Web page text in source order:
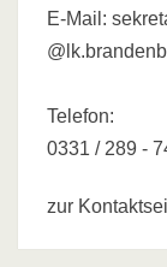
E-Mail:
Telefon:
0331 / 289 -
zur